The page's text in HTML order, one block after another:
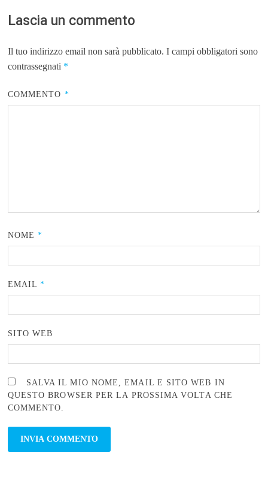
Lascia un commento
Il tuo indirizzo email non sarà pubblicato. I campi obbligatori sono
contrassegnati *
COMMENTO *
NOME*
EMAIL*
SITO WEB
SALVA IL MIO NOME, EMAIL E SITO WEB IN
QUESTO BROWSER PER LA PROSSIMA VOLTA CHE
COMMENTO.